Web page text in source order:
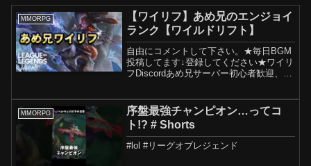
MMORPG
【ワイリフ】あめ兄のエンジョイ
ランク【ワイルドリフト】
自由にコメントして下さい。★毎日BGM
投稿してます↓登録してください★ワイリ
フDiscordあめ兄サーバー初心者歓迎、誰
ント時に目立つ＆限定スタンプが使用で
きま...
MMORPG
序盤最強チャンピオン…ってコ
ト!? # Shorts
#lol #リーグオブレジェンド